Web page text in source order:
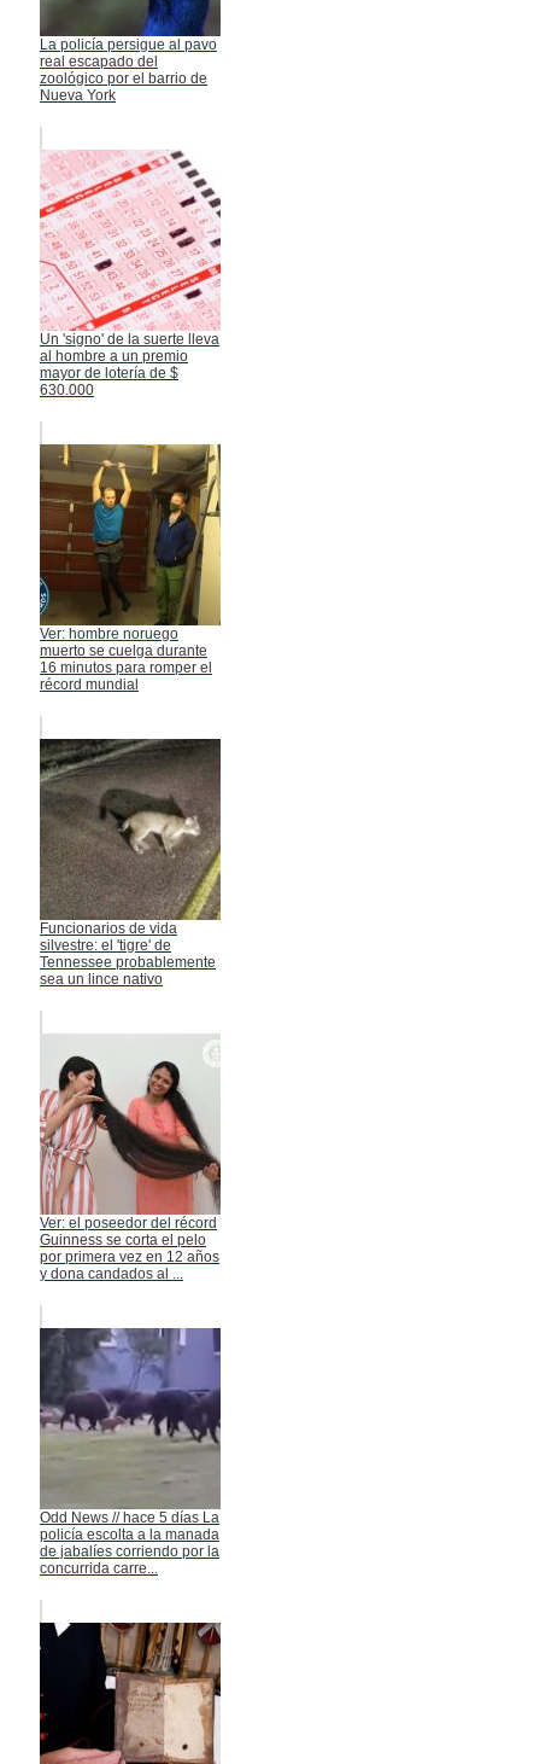
La policía persigue al pavo
real escapado del
zoológico por el barrio de
Nueva York
Un 'signo' de la suerte lleva
al hombre a un premio
mayor de lotería de $
630.000
Ver: hombre noruego
muerto se cuelga durante
16 minutos para romper el
récord mundial
Funcionarios de vida
silvestre: el 'tigre' de
Tennessee probablemente
sea un lince nativo
Ver: el poseedor del récord
Guinness se corta el pelo
por primera vez en 12 años
y dona candados al ...
Odd News // hace 5 días La
policía escolta a la manada
de jabalíes corriendo por la
concurrida carre...